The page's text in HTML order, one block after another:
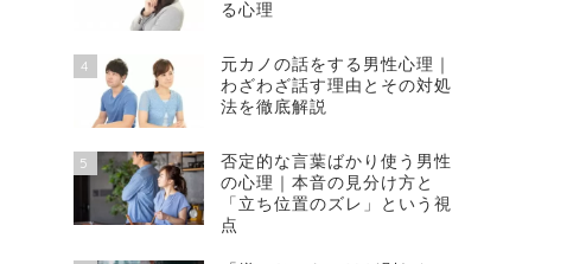
る心理
4
元カノの話をする男性心理｜
わざわざ話す理由とその対処
法を徹底解説
5
否定的な言葉ばかり使う男性
の心理｜本音の見分け方と
「立ち位置のズレ」という視
点